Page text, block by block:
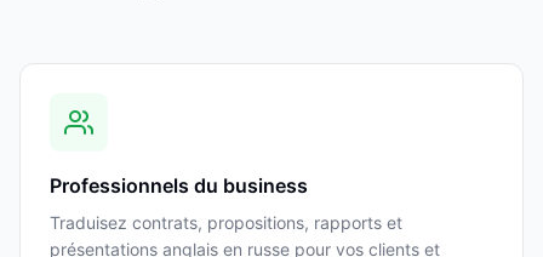
Professionnels du business
Traduisez contrats, propositions, rapports et
présentations anglais en russe pour vos clients et